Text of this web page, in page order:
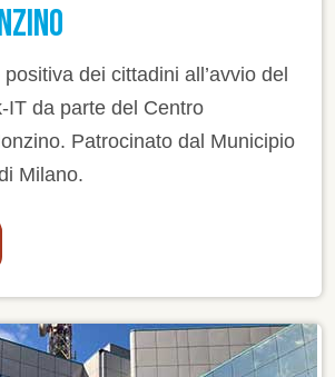
dei cittadini all’avvio del
IT da parte del Centro
Patrocinato dal Municipio
Milano.